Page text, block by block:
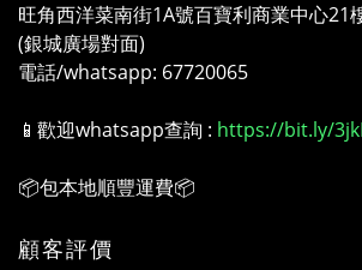
旺角西洋菜南街1A號百寶利商業中心21
(銀城廣場對面)
電話/whatsapp: 67720065
📱歡迎whatsapp查詢 : https://bit.ly/
📦包本地順豐運費📦
顧客評價